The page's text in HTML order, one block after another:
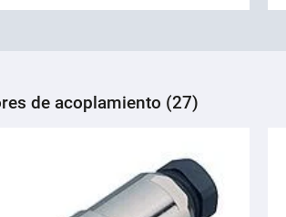
de acoplamiento (27)